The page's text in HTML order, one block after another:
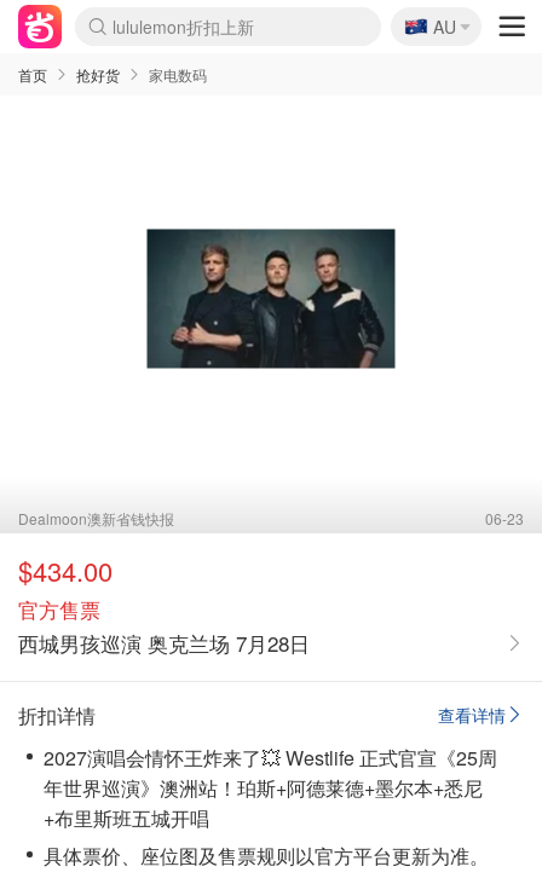
lululemon折扣上新
SSENSE年中3折
FreshBeauty好价汇总
Cettire降价+叠9折
Farfetch折上8折
WWS Coles超市实拍
viagogo二手票捡漏
Myer清仓1折起
The Outnet奢牌1折起
David Jones 3折起
Flannels大牌1折
Perfumes Club护肤1折
AMIRO返校季6.2折
Oweek抽奖送Airpods
Amazon折扣汇总
eToro入金$200送$50
Amazon数码好物
ICONIC本周7.5折
ThedoubleF高奢地板价
Moose Knuckles 6折
丝芙兰5折起
EUFY官网3.7折起
Selenichast首饰2折
Trip机票酒店促销
YSL送5件彩妆礼
Amazon家居好物
BIGBANG巡演开票
David Jones时尚3折
Amazon美妆护肤
雅漾大喷$8
过敏原检测盒$33
伊索独家赠50ml沐浴露
科颜氏清仓3折
SEALIFE海洋馆门票6折
丝塔芙大白罐$16
订阅Newsletter送香薰
Cult Beauty 6.8折
Harrods圣诞日历2.3折
LN-CC奢牌私促3折
d'Alba空姐喷雾$16
EVE LOM套装逆天2折
Bernardelli独家4折
Adore Beauty 6折起
CT圣诞日历
Mytheresa奢品2.7折
Luxury Escapes 9折
Currentbody美容仪9折
卡诗9折+赠4件礼
MOON Garden Live
ALLSAINTS美衣3折
Roborock扫地机3.7折
Tingo Life水杯$24
Valentino官网5折
CR洗发护发6.3折
🇦🇺
AU
首页 抢好货 家电数码
Dealmoon澳新省钱快报 06-23
$434.00
官方售票
西城男孩巡演 奥克兰场 7月28日
查看详情
折扣详情
2027演唱会情怀王炸来了💥 Westlife 正式官宣《25周
年世界巡演》澳洲站！珀斯+阿德莱德+墨尔本+悉尼
+布里斯班五城开唱
具体票价、座位图及售票规则以官方平台更新为准。